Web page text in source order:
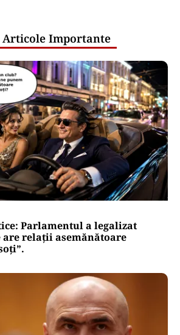
Articole Importante
Parlamentul a legalizat
are relații asemănătoare